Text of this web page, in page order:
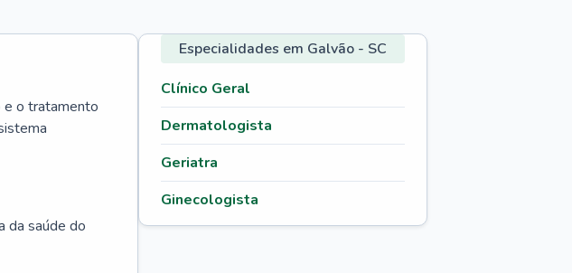
e o tratamento
da saúde do
Especialidades em Galvão - SC
Clínico Geral
Dermatologista
Geriatra
Ginecologista